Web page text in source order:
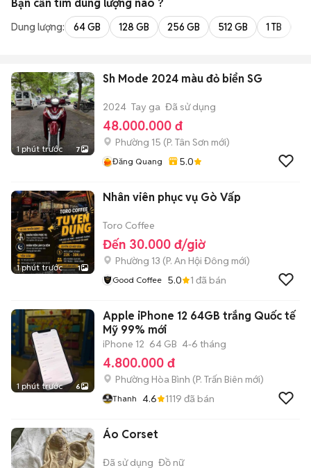
Bạn cần tìm dung lượng nào ?
Dung lượng: 64 GB 128 GB 256 GB 512 GB 1 TB
1 phút trước 7
Sh Mode 2024 màu đỏ biển SG
2024 Tay ga Đã sử dụng
48.000.000 đ
Phường 15 (P. Tân Sơn mới)
Đăng Quang 5.0
1 phút trước 1
Nhân viên phục vụ Gò Vấp
Toro Coffee
Đến 30.000 đ/giờ
Phường 13 (P. An Hội Đông mới)
Good Coffee 5.0 1 đã bán
1 phút trước 6
Apple iPhone 12 64GB trắng Quốc tế
Mỹ 99% mới
iPhone 12 64 GB 4-6 tháng
4.800.000 đ
Phường Hòa Bình (P. Trấn Biên mới)
Thanh 4.6 1119 đã bán
Áo Corset
Đã sử dụng Đồ nữ